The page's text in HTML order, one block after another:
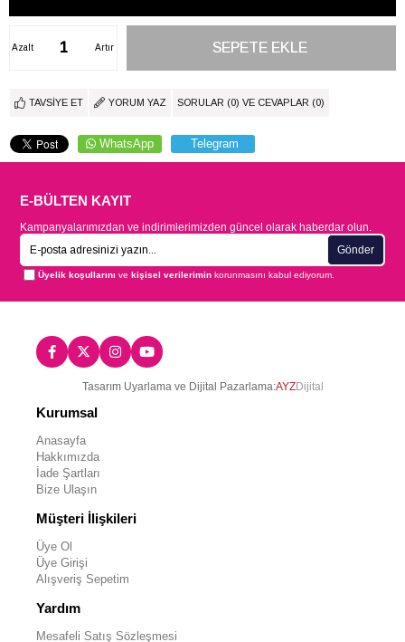
Artır
Azalt
TAVSIYE ET YORUM YAZ SORULAR (0) VE CEVAPLAR (0)
WhatsApp Telegram
E-BÜLTEN KAYIT
Kampanyalarımızdan ve indirimlerimizden güncel olarak haberdar olun.
Gönder
Üyelik koşullarını vekişisel verilerimin korunmasını kabul ediyorum.
Tasarım Uyarlama ve Dijital Pazarlama:AYZDijital
Kurumsal
Anasayfa
Hakkımızda
İade Şartları
Bize Ulaşın
Müşteri İlişkileri
Üye Ol
Üye Girişi
Alışveriş Sepetim
Yardım
Mesafeli Satış Sözleşmesi